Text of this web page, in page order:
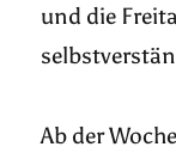
und die
Ab der